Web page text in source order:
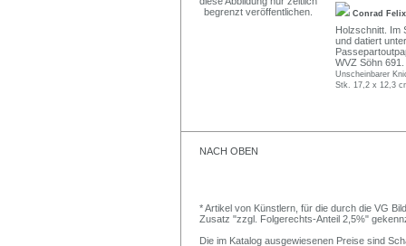
Conrad
Holzschnitt. Im
und datiert
WVZ Söhn 691.
Unscheinbarer
Stk. 17,2 x 12,3
NACH OBEN
* Artikel von Künstlern, für die durch die VG
Zusatz "zzgl. Folgerechts-Anteil 2,5%"
Die im Katalog ausgewiesenen Preise sind